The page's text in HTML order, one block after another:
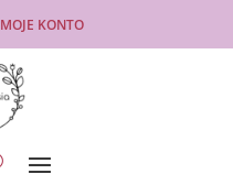
MOJE KONTO